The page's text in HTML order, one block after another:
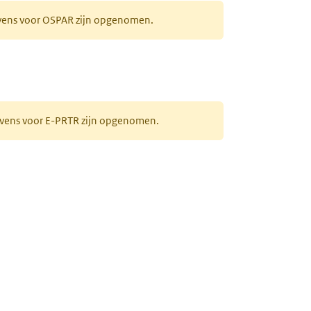
voor OSPAR zijn opgenomen.
voor E-PRTR zijn opgenomen.